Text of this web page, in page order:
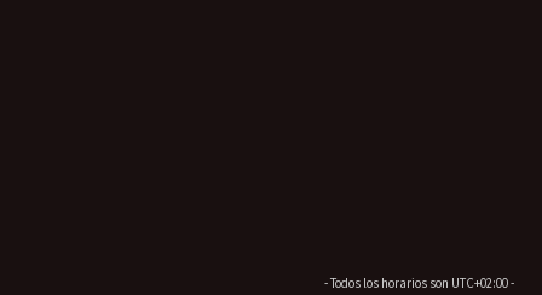
- Todos los horarios son UTC+02:00-